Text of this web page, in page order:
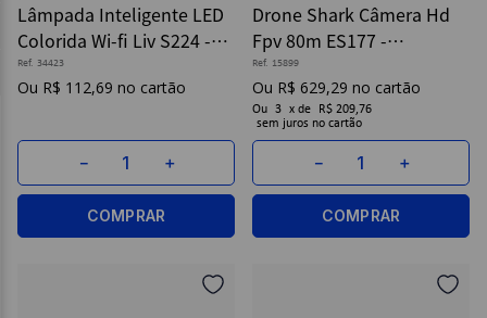
Lâmpada Inteligente LED
Colorida Wi-fi Liv S224 -
Multilaser
Ref. 34423
R$ 112,69
＋
－
COMPRAR
Drone Shark Câmera Hd
Fpv 80m ES177 -
Multilaser
Ref. 15899
R$ 629,29
Ou 3 x de
R$ 209,76
sem juros
＋
－
COMPRAR